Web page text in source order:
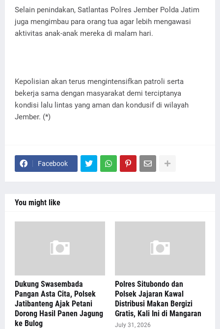
Selain penindakan, Satlantas Polres Jember Polda Jatim
juga mengimbau para orang tua agar lebih mengawasi
aktivitas anak-anak mereka di malam hari.
Kepolisian akan terus mengintensifkan patroli serta
bekerja sama dengan masyarakat demi terciptanya
kondisi lalu lintas yang aman dan kondusif di wilayah
Jember. (*)
Facebook
You might like
Dukung Swasembada
Pangan Asta Cita, Polsek
Jatibanteng Ajak Petani
Dorong Hasil Panen Jagung
ke Bulog
Polres Situbondo dan
Polsek Jajaran Kawal
Distribusi Makan Bergizi
Gratis, Kali Ini di Mangaran
July 31, 2026